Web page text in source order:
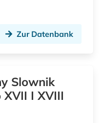
Zur Datenbank
Slownik
XVII I XVIII